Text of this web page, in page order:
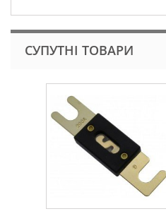
СУПУТНІ ТОВАРИ